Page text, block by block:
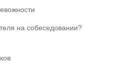
на собеседовании?